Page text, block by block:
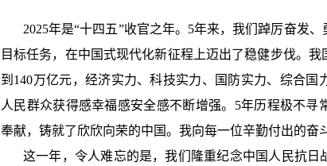
2025年是“十四五”收官之年。 5年来，我们踔厉奋发
目标任务，在中国式现代化新征程上迈出了稳健步伐。
到 140万亿元，经济实力、科技实力、国防实力、综合国
人民群众获得感幸福感安全感不断增强。 5年历程极不寻
奉献，铸就了欣欣向荣的中国。我向每一位辛勤付出的奋
这一年，令人难忘的是，我们隆重纪念中国人民抗日